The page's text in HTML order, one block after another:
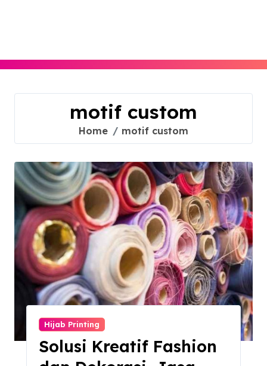
motif custom
Home motif custom
Hijab Printing
Solusi Kreatif Fashion